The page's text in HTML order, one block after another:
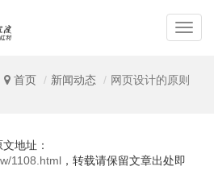
深
圳
站
设
首页 新闻动态 网页设计的原则
文地址：
1108.html ，转载请保留文章出处即